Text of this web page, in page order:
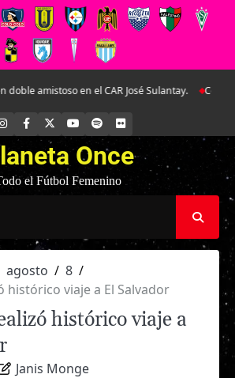
en el CAR José Sulantay. Conversamos en
INSTAGRAM
FACEBOOK YOUTUBE
SPOTIFYFLICKR
Once
el Fútbol Femenino
agosto
8
histórico viaje a El Salvador
histórico viaje a
Janis Monge